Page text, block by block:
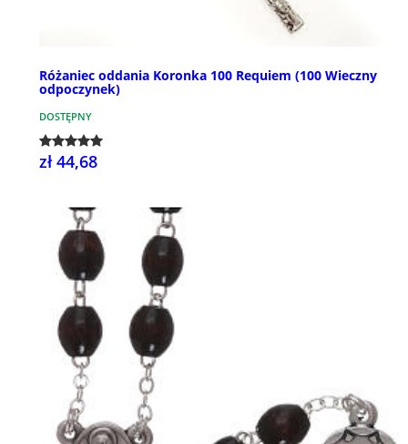
Różaniec oddania Koronka 100 Requiem (100 Wieczny
odpoczynek)
DOSTĘPNY
zł 44,68